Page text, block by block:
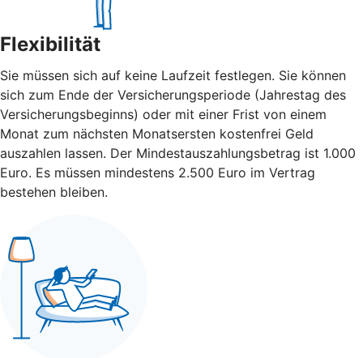
Flexibilität
Sie müssen sich auf keine Laufzeit festlegen. Sie können
sich zum Ende der Versicherungsperiode (Jahrestag des
Versicherungsbeginns) oder mit einer Frist von einem
Monat zum nächsten Monatsersten kostenfrei Geld
auszahlen lassen. Der Mindestauszahlungsbetrag ist 1.000
Euro. Es müssen mindestens 2.500 Euro im Vertrag
bestehen bleiben.